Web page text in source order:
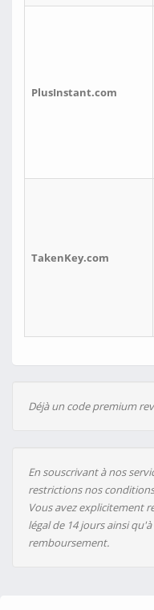
PlusInstant.com
TakenKey.com
Déjà un code premium
En souscrivant à nos
restrictions nos
Vous avez explicitement
légal de 14 jours ainsi
remboursement.